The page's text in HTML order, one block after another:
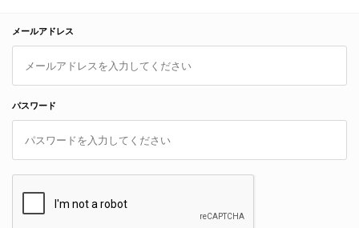
メールアドレス
パスワード